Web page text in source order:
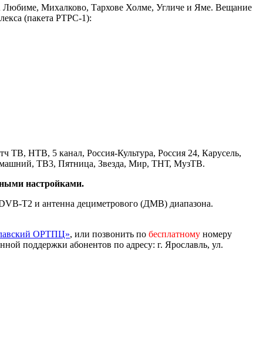
Любиме, Михалково, Тархове Холме, Угличе и Яме. Вещание
(пакета РТРС-1):
ТВ, НТВ, 5 канал, Россия-Культура, Россия 24, Карусель,
ТВ3, Пятница, Звезда, Мир, ТНТ, МузТВ.
настройками.
T2 и антенна дециметрового (ДМВ) диапазона.
ОРТПЦ», или позвонить по бесплатному номеру
поддержки абонентов по адресу: г. Ярославль, ул.